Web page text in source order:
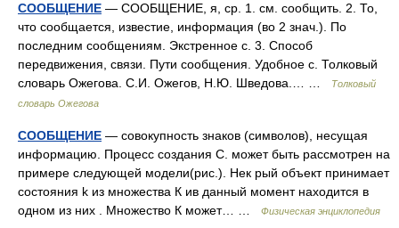
СООБЩЕНИЕ — СООБЩЕНИЕ, я, ср. 1. см. сообщить. 2. То,
что сообщается, известие, информация (во 2 знач.). По
последним сообщениям. Экстренное с. 3. Способ
передвижения, связи. Пути сообщения. Удобное с. Толковый
словарь Ожегова. С.И. Ожегов, Н.Ю. Шведова.… …
Толковый
словарь Ожегова
СООБЩЕНИЕ — совокупность знаков (символов), несущая
информацию. Процесс создания С. может быть рассмотрен на
примере следующей модели(рис.). Нек рый объект принимает
состояния k из множества К ив данный момент находится в
одном из них . Множество К может… …
Физическая энциклопедия